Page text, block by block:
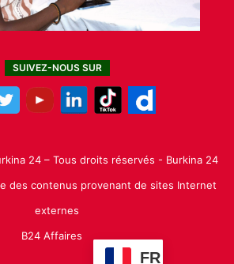
SUIVEZ-NOUS SUR
24 – Tous droits réservés - Burkina 24
des contenus provenant de sites Internet
externes
B24 Affaires
FR